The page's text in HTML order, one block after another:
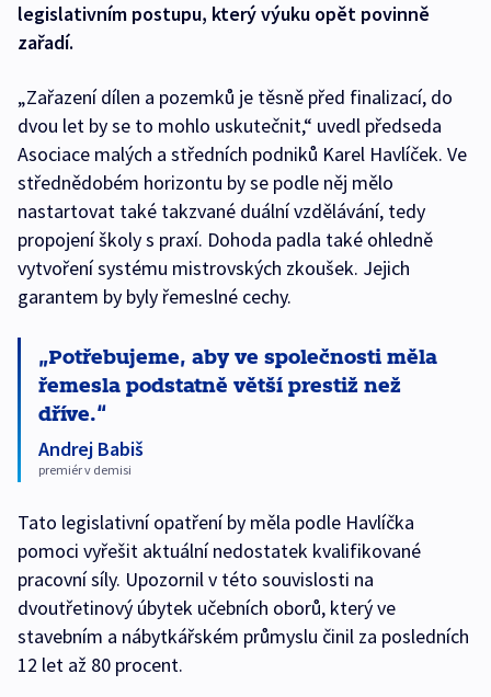
legislativním postupu, který výuku opět povinně
zařadí.
„Zařazení dílen a pozemků je těsně před finalizací, do
dvou let by se to mohlo uskutečnit,“ uvedl předseda
Asociace malých a středních podniků Karel Havlíček. Ve
střednědobém horizontu by se podle něj mělo
nastartovat také takzvané duální vzdělávání, tedy
propojení školy s praxí. Dohoda padla také ohledně
vytvoření systému mistrovských zkoušek. Jejich
garantem by byly řemeslné cechy.
Potřebujeme, aby ve společnosti měla
řemesla podstatně větší prestiž než
dříve.
Andrej Babiš
premiér v demisi
Tato legislativní opatření by měla podle Havlíčka
pomoci vyřešit aktuální nedostatek kvalifikované
pracovní síly. Upozornil v této souvislosti na
dvoutřetinový úbytek učebních oborů, který ve
stavebním a nábytkářském průmyslu činil za posledních
12 let až 80 procent.